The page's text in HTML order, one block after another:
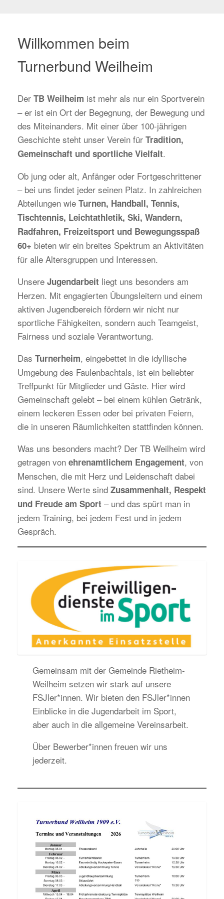
Willkommen beim
Turnerbund Weilheim
Der TB Weilheim ist mehr als nur ein Sportverein
– er ist ein Ort der Begegnung, der Bewegung und
des Miteinanders. Mit einer über 100-jährigen
Geschichte steht unser Verein für Tradition,
Gemeinschaft und sportliche Vielfalt.
Ob jung oder alt, Anfänger oder Fortgeschrittener
– bei uns findet jeder seinen Platz. In zahlreichen
Abteilungen wie Turnen, Handball, Tennis,
Tischtennis, Leichtathletik, Ski, Wandern,
Radfahren, Freizeitsport und Bewegungsspaß
60+ bieten wir ein breites Spektrum an Aktivitäten
für alle Altersgruppen und Interessen.
Unsere Jugendarbeit liegt uns besonders am
Herzen. Mit engagierten Übungsleitern und einem
aktiven Jugendbereich fördern wir nicht nur
sportliche Fähigkeiten, sondern auch Teamgeist,
Fairness und soziale Verantwortung.
Das Turnerheim, eingebettet in die idyllische
Umgebung des Faulenbachtals, ist ein beliebter
Treffpunkt für Mitglieder und Gäste. Hier wird
Gemeinschaft gelebt – bei einem kühlen Getränk,
einem leckeren Essen oder bei privaten Feiern,
die in unseren Räumlichkeiten stattfinden können.
Was uns besonders macht? Der TB Weilheim wird
getragen von ehrenamtlichem Engagement, von
Menschen, die mit Herz und Leidenschaft dabei
sind. Unsere Werte sind Zusammenhalt, Respekt
und Freude am Sport – und das spürt man in
jedem Training, bei jedem Fest und in jedem
Gespräch.
Gemeinsam mit der Gemeinde Rietheim-
Weilheim setzen wir stark auf unsere
FSJler*innen. Wir bieten den FSJler*innen
Einblicke in die Jugendarbeit im Sport,
aber auch in die allgemeine Vereinsarbeit.
Über Bewerber*innen freuen wir uns
jederzeit.